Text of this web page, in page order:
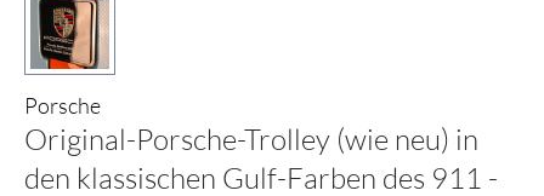
Porsche
Original-Porsche-Trolley (wie neu) in
den klassischen Gulf-Farben des 911 -